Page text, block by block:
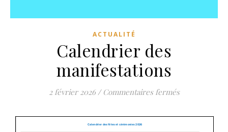
ACTUALITÉ
Calendrier des
manifestations
2 février 2026 / Commentaires ferméssur